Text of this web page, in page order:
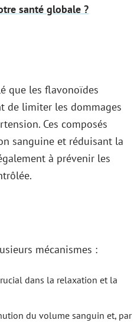
santé globale ?
que les flavonoïdes
de limiter les dommages
Ces composés
sanguine et réduisant la
à prévenir les
mécanismes :
dans la relaxation et la
du volume sanguin et, par